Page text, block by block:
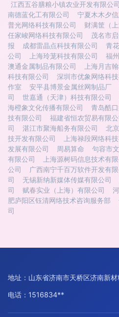
江西五谷膳粮小镇农业开发有限公司
南德蓝化工有限公司
宁夏木木夕
普光网络科技有限公司
财满筐（
任家峻网络科技有限公司
茂名市
报
成都雷晶点科技有限公司
青
公司
上海玲茏科技有限公司 福
澳通金属制品有限公司
上海月吉
科技有限公司
深圳市优象网络科
作室
安平县博景金属丝网制品厂
司
世嘉通（天津）科技有限公司
海橙象文化传播有限公司
青岛酷
技有限公司
福建省恒农贸易有限公
司
湛江市聚海船务有限公司 北
技开发有限公司
上海禄段网络科
发展有限公司
周易算命 句容市
有限公司
上海源树码信息技术有
公司
广西南宁千百万软件开发有限
司
无锡新纳新媒体传媒有限公司
司
赋春实业（上海）有限公司
肥庐阳区钰清网络技术咨询服务部
司
地址：山东省济南市天桥区济南新
电话：1516834**